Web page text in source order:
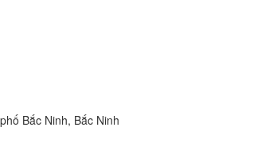
Bắc Ninh, Bắc Ninh